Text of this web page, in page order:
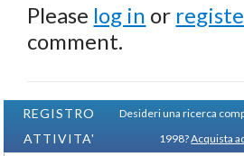
Please log in or
comment.
REGISTRO
ATTIVITA'
Desideri una ricerca
1998?Acquista